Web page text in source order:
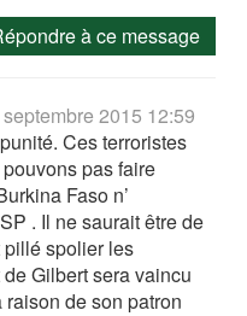
à ce message
2015 12:59
Ces terroristes
pas faire
Faso n’
. Il ne saurait être de
spolier les
Gilbert sera vaincu
de son patron